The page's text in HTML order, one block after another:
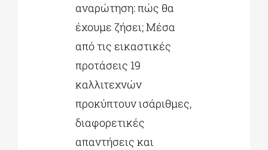
αναρώτηση: πώς θα
έχουμε ζήσει; Μέσα
από τις εικαστικές
προτάσεις 19
καλλιτεχνών
προκύπτουν ισάριθμες,
διαφορετικές
απαντήσεις και